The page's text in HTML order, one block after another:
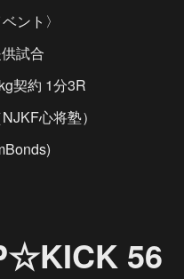
ント〉
試合
契約 1分3R
心将塾）
56